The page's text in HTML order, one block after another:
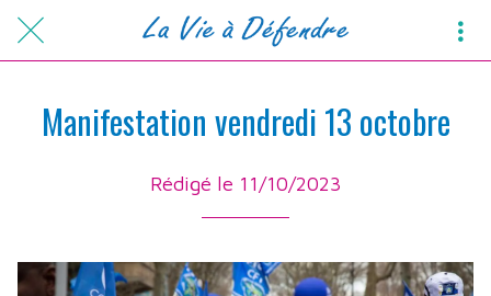
Manifestation vendredi 13 octobre
Rédigé le 11/10/2023